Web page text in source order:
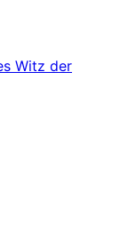
Witz der